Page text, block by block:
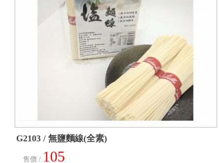
G2103 / 無鹽麵線(全素)
售價 / 105